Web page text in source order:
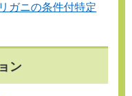
ガニの条件付特定
ン